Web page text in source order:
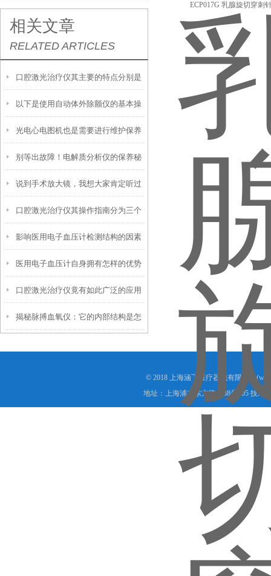
相关文章
RELATED ARTICLES
口腔激光治疗仪其主要的特点分别是
什么
以下是使用自动体外除颤仪的基本操
作方法
光电心电图机也是需要进行维护保养
的
别等出故障！电解质分析仪的保养秘
诀，早掌握少踩坑
说到手术放大镜，我想大家肯定听过
那它是如何使用的呢？
口腔激光治疗仪其操作指南分为三个
阶段
影响医用电子血压计检测结构的因素
有哪些？
医用电子血压计自身拥有怎样的优势
呢？
口腔激光治疗仪竟有如此广泛的应用
领域
揭秘脉搏血氧仪：它的内部结构是怎
ECP017G 乳腺旋切穿刺
© 2018 上海涵飞医疗器械有限公司
地址：上海浦东东方路1988号905 技术